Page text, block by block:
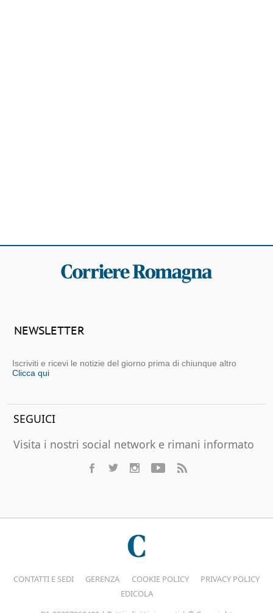
NEWSLETTER
Iscriviti e ricevi le notizie del giorno prima di chiunque altro
Clicca qui
SEGUICI
Visita i nostri social network e rimani informato
CONTATTI E SEDI GERENZA COOKIE POLICY
PRIVACY POLICY
EDICOLA